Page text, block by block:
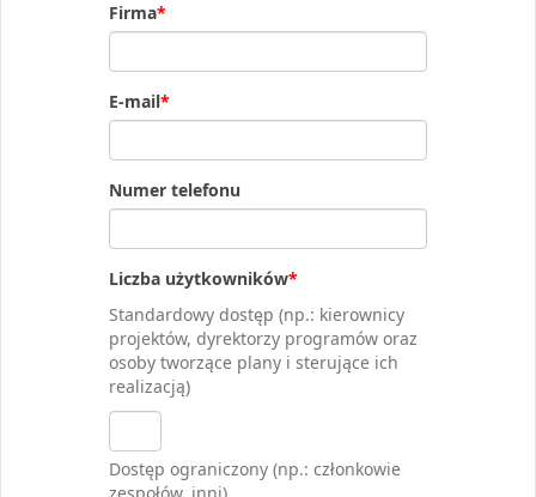
Firma*
E-mail*
Numer telefonu
Liczba użytkowników*
Standardowy dostęp (np.: kierownicy
projektów, dyrektorzy programów oraz
osoby tworzące plany i sterujące ich
realizacją)
Dostęp ograniczony (np.: członkowie